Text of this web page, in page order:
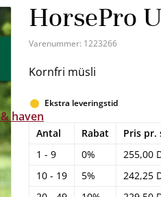
haven
HorsePro
Varenummer: 1223266
Kornfri müsli
Ekstra leveringstid
Antal Rabat
Pris pr.
1 - 9
0%
255,00
10 - 19
5%
242,25